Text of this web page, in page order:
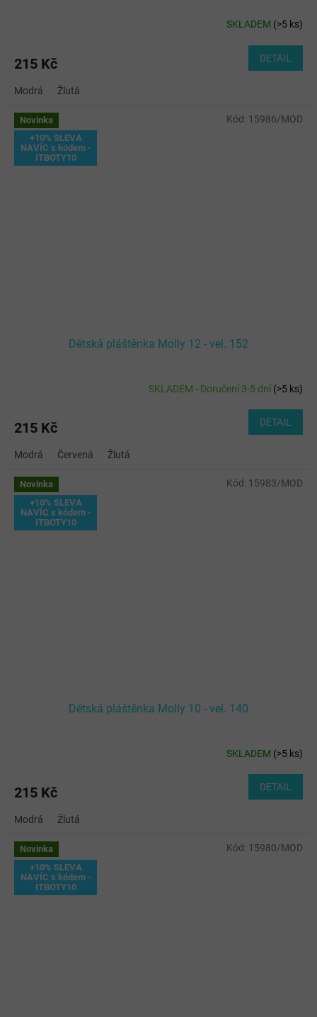
SKLADEM (>5 ks)
215 Kč DETAIL
Modrá Žlutá
Novinka
+10% SLEVA
NAVÍC s kódem -
ITBOTY10
Dětská pláštěnka Molly 12 - vel. 152
SKLADEM - Doručení 3-5 dní(>5 ks)
215 Kč DETAIL
Modrá Červená Žlutá
Kód: 15986/MOD
Novinka
+10% SLEVA
NAVÍC s kódem -
ITBOTY10
Dětská pláštěnka Molly 10 - vel. 140
SKLADEM (>5 ks)
215 Kč DETAIL
Modrá Žlutá
Kód: 15983/MOD
Novinka
+10% SLEVA
NAVÍC s kódem -
ITBOTY10
Kód: 15980/MOD